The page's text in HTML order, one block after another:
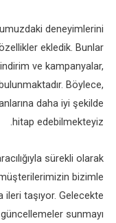
deneyimlerini
ekledik. Bunlar
ve kampanyalar,
Böylece,
daha iyi şekilde
hitap edebilmekteyiz.
sürekli olarak
bizimle
taşıyor. Gelecekte
sunmayı